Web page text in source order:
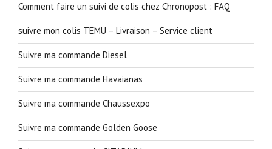
Comment faire un suivi de colis chez Chronopost : FAQ
suivre mon colis TEMU – Livraison – Service client
Suivre ma commande Diesel
Suivre ma commande Havaianas
Suivre ma commande Chaussexpo
Suivre ma commande Golden Goose